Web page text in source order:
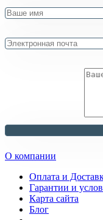
О компании
Оплата и
Гарантии и
Карта сайта
Блог